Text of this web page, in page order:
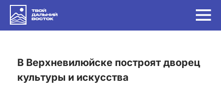
в Верхневилюйске построят дворец
культуры и искусства